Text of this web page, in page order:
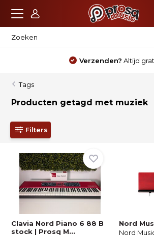
Verzenden? Altijd
Tags
Producten getagd met muziek
Filters
Clavia Nord Piano 6 88 B
stock | Prosq M...
Nord
Nord